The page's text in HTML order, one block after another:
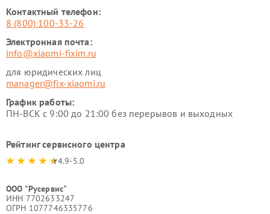
Контактный телефон:
8 (800) 100-33-26
Электронная почта:
info@xiaomi-fixim.ru
для юридических лиц
manager@fix-xiaomi.ru
График работы:
ПН-ВСК с 9:00 до 21:00 без перерывов и выходных
Рейтинг сервисного центра
4.9-5.0
ООО "Русервис"
ИНН 7702633247
ОГРН 1077746335776